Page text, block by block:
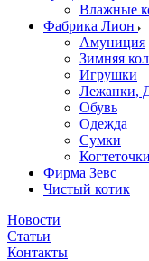
Влажные
Фабрика Лион
Амуниция
Зимняя
Игрушки
Лежанки,
Обувь
Одежда
Сумки
Фирма Зевс
Чистый котик
Новости
Статьи
Контакты